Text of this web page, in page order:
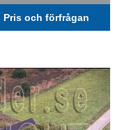
Pris och förfrågan